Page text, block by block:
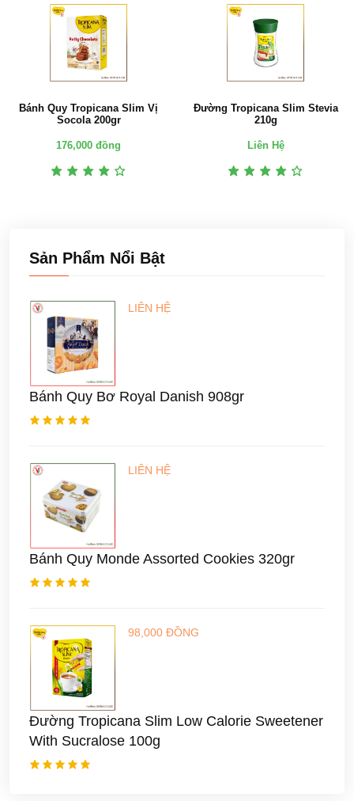
Bánh Quy Tropicana Slim Vị
Socola 200gr
176,000 đồng
Đường Tropicana Slim Stevia
210g
Liên Hệ
Sản Phẩm Nổi Bật
LIÊN HỆ
Bánh Quy Bơ Royal Danish 908gr
LIÊN HỆ
Bánh Quy Monde Assorted Cookies 320gr
98,000 ĐỒNG
Đường Tropicana Slim Low Calorie Sweetener
With Sucralose 100g